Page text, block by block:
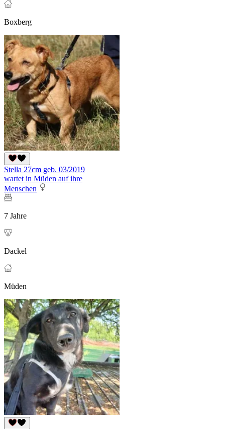
Boxberg
Stella 27cm geb. 03/2019
wartet in Müden auf ihre
Menschen
7 Jahre
Dackel
Müden